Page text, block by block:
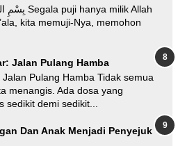
kita memuji-Nya, memohon
Jalan Pulang Hamba
Pulang Hamba Tidak semua
menangis. Ada dosa yang
sedikit demi sedikit...
Dan Anak Menjadi Penyejuk